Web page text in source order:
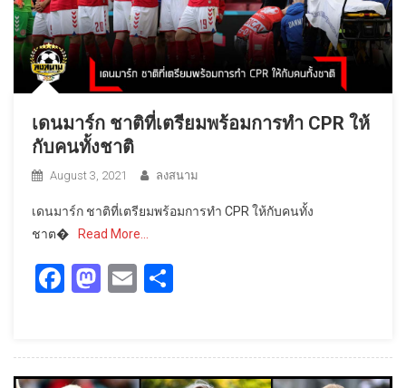
เดนมาร์ก ชาติที่เตรียมพร้อมการทำ CPR ให้
กับคนทั้งชาติ
August 3, 2021 ลงสนาม
เดนมาร์ก ชาติที่เตรียมพร้อมการทำ CPR ให้กับคนทั้ง
ชาต�
Read More…
Facebook
Mastodon
Email